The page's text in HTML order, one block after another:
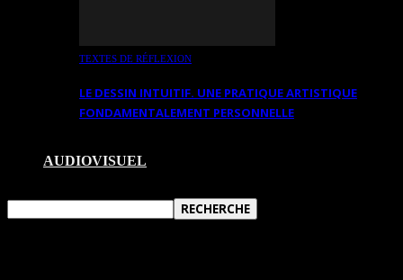
TEXTES DE RÉFLEXION
LE DESSIN INTUITIF. UNE PRATIQUE ARTISTIQUE
FONDAMENTALEMENT PERSONNELLE
AUDIOVISUEL